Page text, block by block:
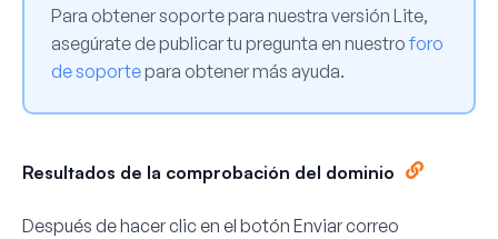
Para obtener soporte para nuestra versión Lite,
asegúrate de publicar tu pregunta en nuestroforo
de soportepara obtener más ayuda.
Resultados de la comprobación del dominio
Después de hacer clic en el botón Enviar correo